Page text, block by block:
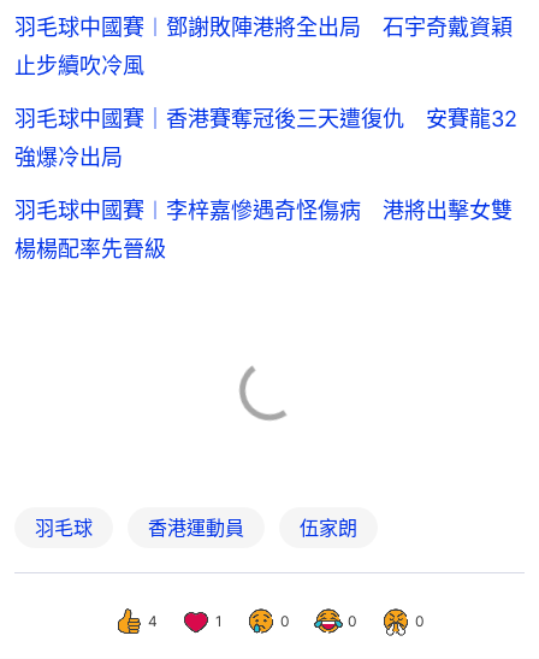
羽毛球中國賽︱鄧謝敗陣港將全出局 石宇奇戴資穎
止步續吹冷風
羽毛球中國賽｜香港賽奪冠後三天遭復仇 安賽龍32
強爆冷出局
羽毛球中國賽︱李梓嘉慘遇奇怪傷病 港將出擊女雙
楊楊配率先晉級
羽毛球 香港運動員 伍家朗
4 1 0 0 0